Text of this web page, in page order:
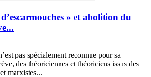
» et abolition du
pas spécialement reconnue pour sa
des théoriciennes et théoriciens issus des
marxistes...